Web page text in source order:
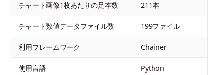
チャート画像1枚あたりの足本数 211本
チャート数値データファイル数 199ファイル
利用フレームワーク Chainer
使用言語 Python